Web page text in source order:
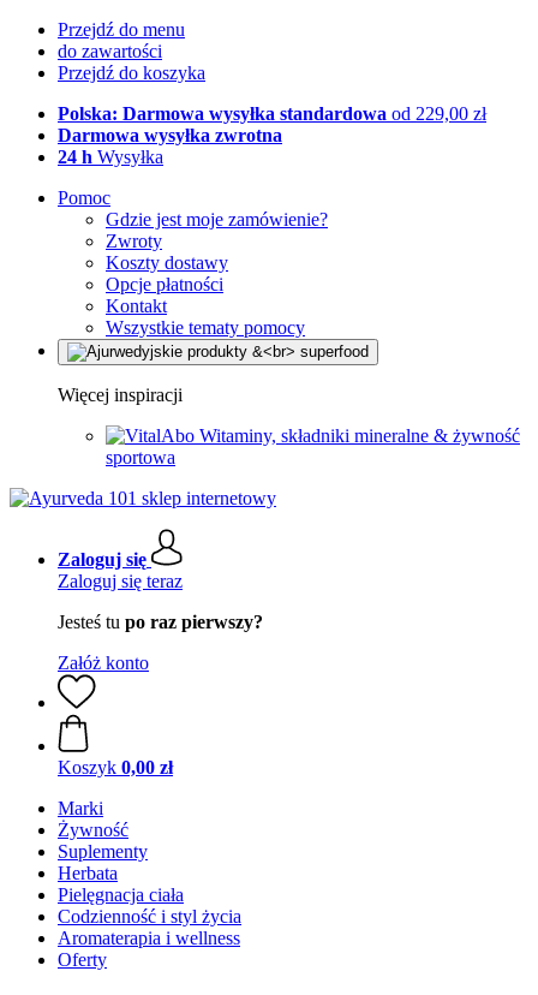
Przejdź do menu
do zawartości
Przejdź do koszyka
Polska: Darmowa wysyłka standardowa od 229,00 zł
Darmowa wysyłka zwrotna
24 h Wysyłka
Pomoc
Gdzie jest moje zamówienie?
Zwroty
Koszty dostawy
Opcje płatności
Kontakt
Wszystkie tematy pomocy
Więcej inspiracji
Witaminy, składniki mineralne & żywność
sportowa
Zaloguj się
Zaloguj się teraz
Jesteś tu po raz pierwszy?
Załóż konto
Koszyk 0,00 zł
Marki
Żywność
Suplementy
Herbata
Pielęgnacja ciała
Codzienność i styl życia
Aromaterapia i wellness
Oferty